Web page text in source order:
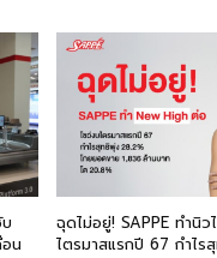
น
ฉุดไม่อยู่! SAPPE ทำนิ
ไตรมาสแรกปี 67 กำไร